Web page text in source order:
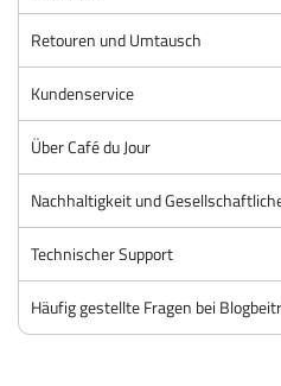
Retouren und Umtausch
Kundenservice
Über Café du Jour
Nachhaltigkeit und
Technischer Support
Häufig gestellte Fragen bei